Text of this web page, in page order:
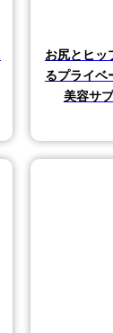
お尻とヒッ
るプライベ
美容サ